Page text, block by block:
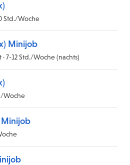
Std./Woche
Minijob
7-12 Std./Woche (nachts)
Woche